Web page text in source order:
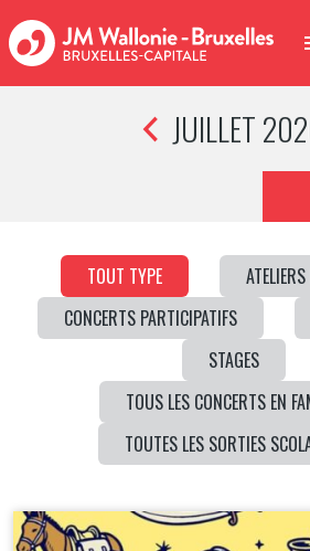
JUILLET
TOUT TYPE
CONCERTS PARTICIPATIFS
STAGES
TOUS LES CONCERTS EN
TOUTES LES SORTIES